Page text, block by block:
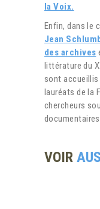
la Voix.
Enfin, dans le
Jean
des archives
littérature du
sont accueillis
lauréats de la
chercheurs
VOIR